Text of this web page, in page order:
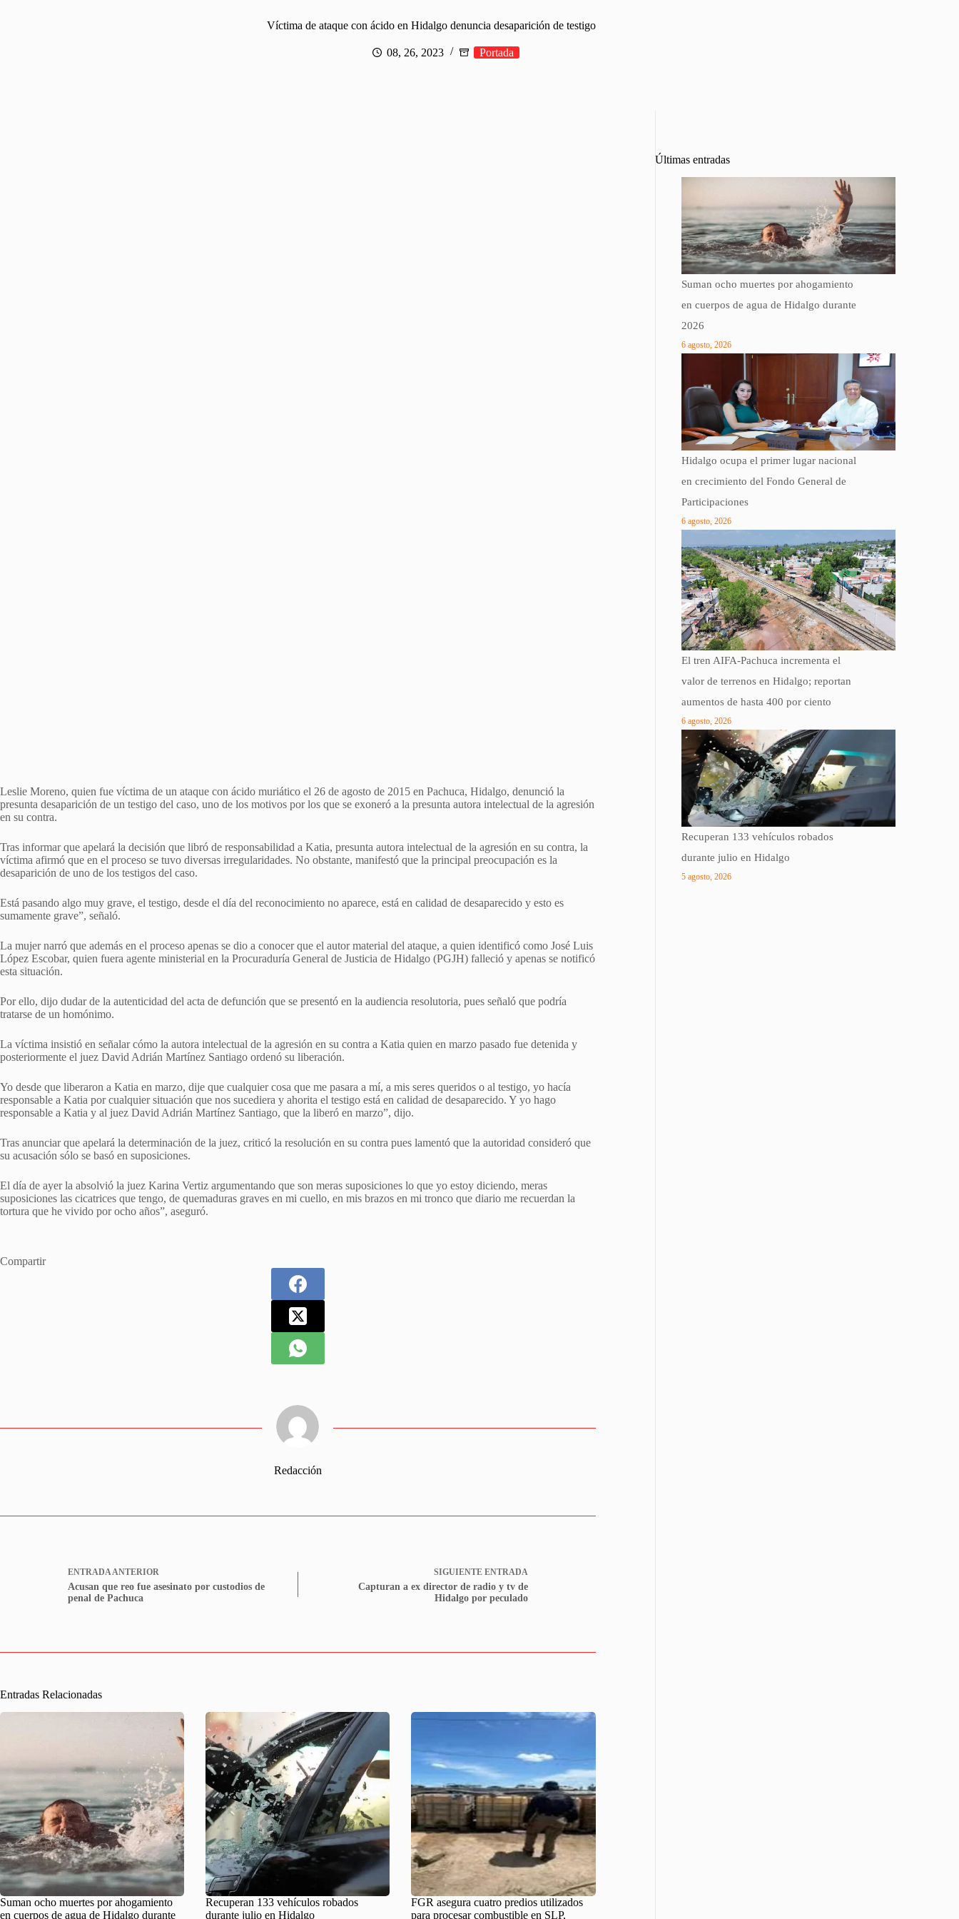
Víctima de ataque con ácido en Hidalgo denuncia desaparición de testigo
08, 26, 2023 Portada
Leslie Moreno, quien fue víctima de un ataque con ácido muriático el 26 de agosto de 2015 en Pachuca, Hidalgo, denunció la
presunta desaparición de un testigo del caso, uno de los motivos por los que se exoneró a la presunta autora intelectual de la agresión
en su contra.
Tras informar que apelará la decisión que libró de responsabilidad a Katia, presunta autora intelectual de la agresión en su contra, la
víctima afirmó que en el proceso se tuvo diversas irregularidades. No obstante, manifestó que la principal preocupación es la
desaparición de uno de los testigos del caso.
Está pasando algo muy grave, el testigo, desde el día del reconocimiento no aparece, está en calidad de desaparecido y esto es
sumamente grave”, señaló.
La mujer narró que además en el proceso apenas se dio a conocer que el autor material del ataque, a quien identificó como José Luis
López Escobar, quien fuera agente ministerial en la Procuraduría General de Justicia de Hidalgo (PGJH) falleció y apenas se notificó
esta situación.
Por ello, dijo dudar de la autenticidad del acta de defunción que se presentó en la audiencia resolutoria, pues señaló que podría
tratarse de un homónimo.
La víctima insistió en señalar cómo la autora intelectual de la agresión en su contra a Katia quien en marzo pasado fue detenida y
posteriormente el juez David Adrián Martínez Santiago ordenó su liberación.
Yo desde que liberaron a Katia en marzo, dije que cualquier cosa que me pasara a mí, a mis seres queridos o al testigo, yo hacía
responsable a Katia por cualquier situación que nos sucediera y ahorita el testigo está en calidad de desaparecido. Y yo hago
responsable a Katia y al juez David Adrián Martínez Santiago, que la liberó en marzo”, dijo.
Tras anunciar que apelará la determinación de la juez, criticó la resolución en su contra pues lamentó que la autoridad consideró que
su acusación sólo se basó en suposiciones.
El día de ayer la absolvió la juez Karina Vertiz argumentando que son meras suposiciones lo que yo estoy diciendo, meras
suposiciones las cicatrices que tengo, de quemaduras graves en mi cuello, en mis brazos en mi tronco que diario me recuerdan la
tortura que he vivido por ocho años”, aseguró.
Compartir
Redacción
ENTRADAANTERIOR
Acusan que reo fue asesinato por custodios de
penal de Pachuca
SIGUIENTE ENTRADA
Capturan a ex director de radio y tv de
Hidalgo por peculado
Entradas Relacionadas
Suman ocho muertes por ahogamiento
en cuerpos de agua de Hidalgo durante
Recuperan 133 vehículos robados
durante julio en Hidalgo
FGR asegura cuatro predios utilizados
para procesar combustible en SLP,
Últimas entradas
Suman ocho muertes por ahogamiento
en cuerpos de agua de Hidalgo durante
2026
6 agosto, 2026
Hidalgo ocupa el primer lugar nacional
en crecimiento del Fondo General de
Participaciones
6 agosto, 2026
El tren AIFA-Pachuca incrementa el
valor de terrenos en Hidalgo; reportan
aumentos de hasta 400 por ciento
6 agosto, 2026
Recuperan 133 vehículos robados
durante julio en Hidalgo
5 agosto, 2026